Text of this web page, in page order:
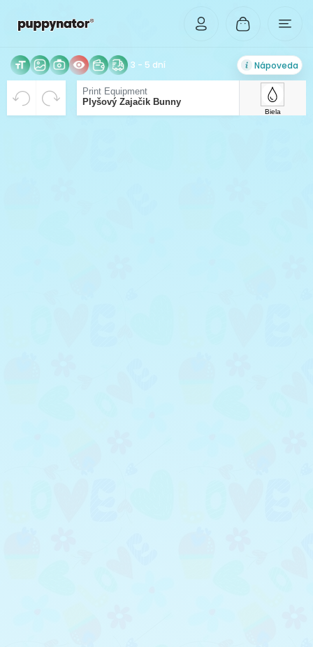
3 - 5 dní Nápoveda
Print Equipment
Plyšový Zajačik Bunny
Biela
VYCENTROVANÉ
Rozlíšenie Vášho obrázka je príliš malé pre tlač v
dostatočnej kvalite. Pre možnosť zväčšenia,
nahrajte obrázok vo vyššom rozlíšení.
Beriem riziko zhoršenej kvality tlače na vedomie.